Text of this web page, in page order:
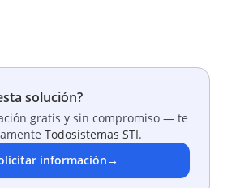
solución?
gratis y sin compromiso — te
Todosistemas STI.
información→